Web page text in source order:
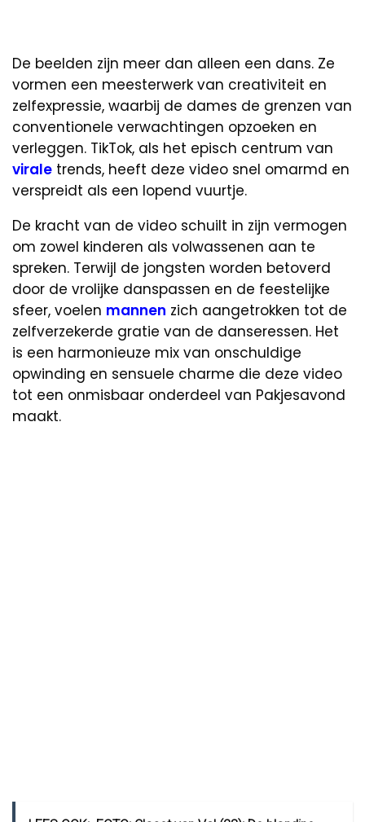
De beelden zijn meer dan alleen een dans. Ze
vormen een meesterwerk van creativiteit en
zelfexpressie, waarbij de dames de grenzen van
conventionele verwachtingen opzoeken en
verleggen. TikTok, als het episch centrum van
virale trends, heeft deze video snel omarmd en
verspreidt als een lopend vuurtje.
De kracht van de video schuilt in zijn vermogen
om zowel kinderen als volwassenen aan te
spreken. Terwijl de jongsten worden betoverd
door de vrolijke danspassen en de feestelijke
sfeer, voelen mannen zich aangetrokken tot de
zelfverzekerde gratie van de danseressen. Het
is een harmonieuze mix van onschuldige
opwinding en sensuele charme die deze video
tot een onmisbaar onderdeel van Pakjesavond
maakt.